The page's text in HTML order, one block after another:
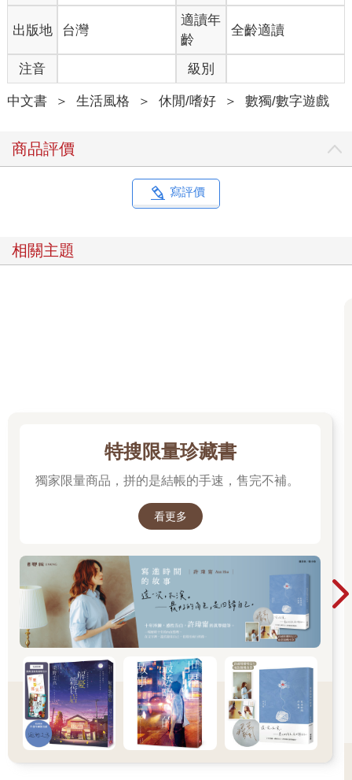
出版地 台灣
適讀年
齡
全齡適讀
注音 級別
中文書 ＞ 生活風格 ＞ 休閒/嗜好 ＞ 數獨/數字遊戲
商品評價
寫評價
相關主題
特搜限量珍藏書
獨家限量商品，拼的是結帳的手速，售完不補。
看更多